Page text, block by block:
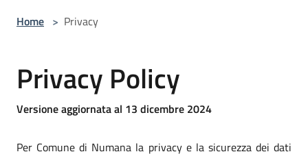
Home > Privacy
Privacy Policy
Versione aggiornata al 13 dicembre 2024
Per Comune di Numana la privacy e la sicurezza dei dati